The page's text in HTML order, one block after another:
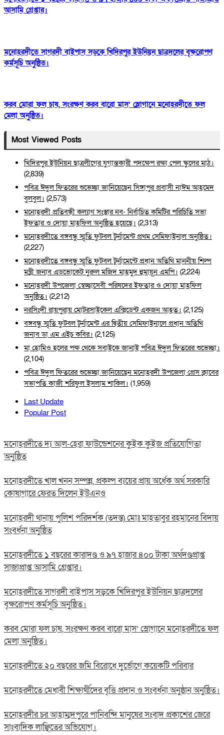
আসামি গ্রেপ্তার।
মনোহরদীতে সাগরদী বাইপাস সড়কে খিদিরপুর ইউনিয়ন ছাত্রদলের বৃক্ষরোপণ
কর্মসূচি অনুষ্ঠিত।
করব মোরা ফল চাষ, সংরক্ষণ করব বারো মাস’ স্লোগানে মনোহরদীতে ফল
মেলা অনুষ্ঠিত।
Most Viewed Posts
খিদিরপুর ইউনিয়ন ছাত্রলীগের যুগান্তকারী পদক্ষেপ রক্ষা পেল স্কুলের মাঠ।
(2,839)
পবিত্র ঈদুল ফিতরের শুভেচ্ছা জানিয়েছেন সিঙ্গাপুর প্রবাসী নাঈম আহমেদ
বুলবুল। (2,573)
মনোহরদী প্রতিবন্ধী কল্যাণ সংস্থার নব- নির্বাচিত কমিটির পরিচিতি সভা
ইফতার ও দোয়া মাহফিল অনুষ্ঠিত হয়েছে। (2,313)
মনোহরদীতে বঙ্গবন্ধু স্মৃতি ফুটবল টুর্নামেন্ট প্রথম সেমিফাইনাল অনুষ্ঠিত।
(2,227)
মনোহরদীতে বঙ্গবন্ধু স্মৃতি ফুটবল টুর্নামেন্টে প্রধান অতিথি মাননীয় শিল্প
মন্ত্রী জনাব এডভোকেট নুরুল মজিদ মাহমুদ হুমায়ূন এমপি। (2,224)
মনোহরদী উপজেলা স্বেচ্ছাসেবী পরিষদের ইফতার ও দোয়া মাহফিল
অনুষ্ঠিত। (2,212)
নরসিংদী রায়পুরায় মোটরসাইকেল এক্সিডেন্ট একজন আহত। (2,125)
বঙ্গবন্ধু স্মৃতি ফুটবল টুর্নামেন্ট এর দ্বিতীয় সেমিফাইনালে প্রধান অতিথি
জনাব ডা এম এইচ কবির। (2,125)
মা হোমিও হলের পক্ষ থেকে সবাইকে জানাই পবিত্র ঈদুল ফিতরের শুভেচ্ছা।
(2,104)
পবিত্র ঈদুল ফিতরের শুভেচ্ছা জানিয়েছেন মনোহরদী উপজেলা প্রেস ক্লাবের
সভাপতি কাজী শরিফুল ইসলাম শাকিল। (1,959)
Last Update
Popular Post
মনোহরদীতে দ্য আল-হেরা ফাউন্ডেশনের কুইক কুইজ প্রতিযোগিতা
অনুষ্ঠিত
মনোহরদীতে খাল খনন সম্পন্ন, প্রকল্প ব্যয়ের প্রায় অর্ধেক অর্থ সরকারি
কোষাগারে ফেরত দিলেন ইউএনও
মনোহরদী থানায় পুলিশ পরিদর্শক (তদন্ত) মোঃ মাহতাবুর রহমানের বিদায়
সংবর্ধনা অনুষ্ঠিত
মনোহরদীতে ১ বছরের কারাদণ্ড ও ৯৭ হাজার ৪০০ টাকা অর্থদণ্ডপ্রাপ্ত
সাজাপ্রাপ্ত আসামি গ্রেপ্তার।
মনোহরদীতে সাগরদী বাইপাস সড়কে খিদিরপুর ইউনিয়ন ছাত্রদলের
বৃক্ষরোপণ কর্মসূচি অনুষ্ঠিত।
করব মোরা ফল চাষ, সংরক্ষণ করব বারো মাস’ স্লোগানে মনোহরদীতে ফল
মেলা অনুষ্ঠিত।
মনোহরদীতে ২০ বছরের জমি বিরোধে দুর্ভোগে কয়েকটি পরিবার
মনোহরদীতে মেধাবী শিক্ষার্থীদের বৃত্তি প্রদান ও সংবর্ধনা অনুষ্ঠান অনুষ্ঠিত।
মনোহরদীর চর আহাম্মদপুরে পানিবন্দি মানুষের সংবাদ প্রকাশের জেরে
সাংবাদিক লাঞ্ছিতের অভিযোগ।